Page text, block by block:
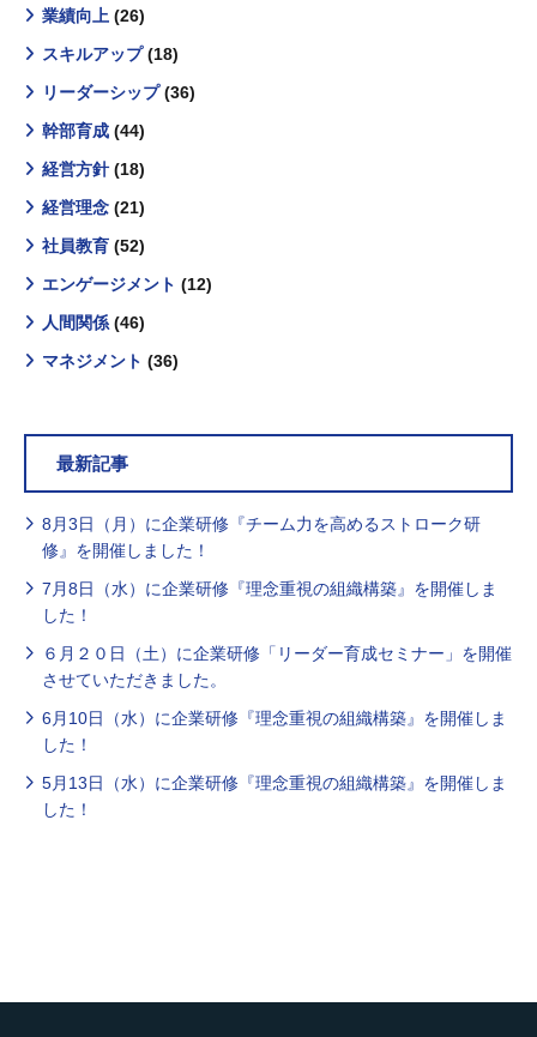
業績向上 (26)
スキルアップ(18)
リーダーシップ(36)
幹部育成 (44)
経営方針(18)
経営理念 (21)
社員教育 (52)
エンゲージメント (12)
人間関係 (46)
マネジメント (36)
最新記事
8月3日（月）に企業研修『チーム力を高めるストローク研
修』を開催しました！
7月8日（水）に企業研修『理念重視の組織構築』を開催しま
した！
６月２０日（土）に企業研修「リーダー育成セミナー」を開催
させていただきました。
6月10日（水）に企業研修『理念重視の組織構築』を開催しま
した！
5月13日（水）に企業研修『理念重視の組織構築』を開催しま
した！